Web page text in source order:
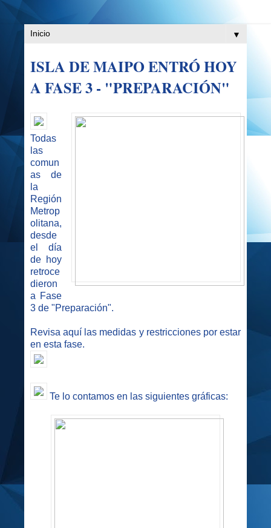
▼
ISLA DE MAIPO ENTRÓ HOY
A FASE 3 - "PREPARACIÓN"
Todas
las
comun
as de
la
Región
Metrop
olitana,
desde
el día
de hoy
retroce
dieron
a Fase
3 de "Preparación".
Revisa aquí las medidas y restricciones por estar
en esta fase.
Te lo contamos en las siguientes gráficas: